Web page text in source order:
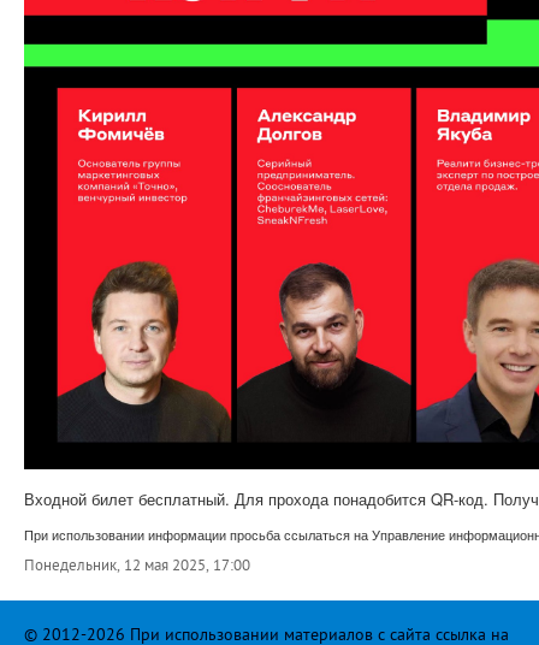
Входной билет бесплатный. Для прохода понадобится QR-код.
При использовании информации просьба ссылаться на Управление
Понедельник, 12 мая 2025, 17:00
© 2012-2026 При использовании материалов с сайта ссылка на